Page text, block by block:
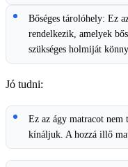
Bőséges tárolóhely: Ez
rendelkezik, amelyek
szükséges holmiját
Jó tudni:
Ez az ágy matracot nem
kínáljuk. A hozzá illő